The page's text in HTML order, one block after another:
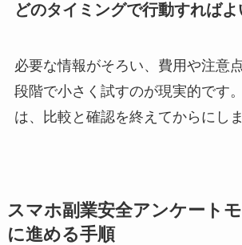
どのタイミングで行動すればよ
必要な情報がそろい、費用や注意
段階で小さく試すのが現実的です
は、比較と確認を終えてからにしま
スマホ副業安全アンケート
に進める手順